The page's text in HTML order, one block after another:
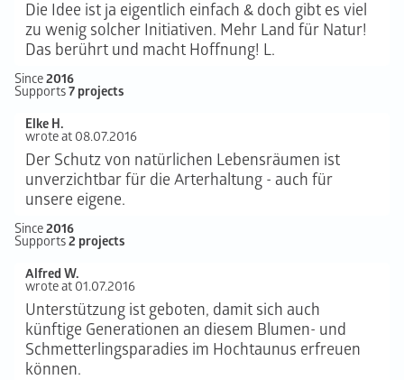
Die Idee ist ja eigentlich einfach & doch gibt es viel
zu wenig solcher Initiativen. Mehr Land für Natur!
Das berührt und macht Hoffnung! L.
Since2016
Supports7 projects
Elke H.
wrote at 08.07.2016
Der Schutz von natürlichen Lebensräumen ist
unverzichtbar für die Arterhaltung - auch für
unsere eigene.
Since2016
Supports2 projects
Alfred W.
wrote at 01.07.2016
Unterstützung ist geboten, damit sich auch
künftige Generationen an diesem Blumen- und
Schmetterlingsparadies im Hochtaunus erfreuen
können.